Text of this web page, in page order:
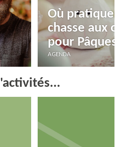
Où
chasse aux
pour Pâques
AGENDA